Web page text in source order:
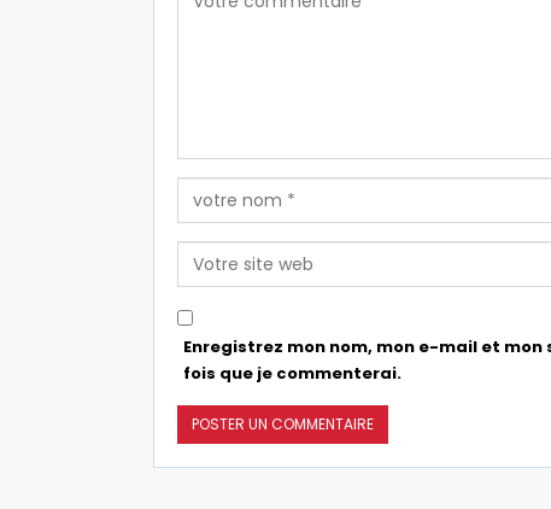
Enregistrez mon nom, mon e-mail et
fois que je commenterai.